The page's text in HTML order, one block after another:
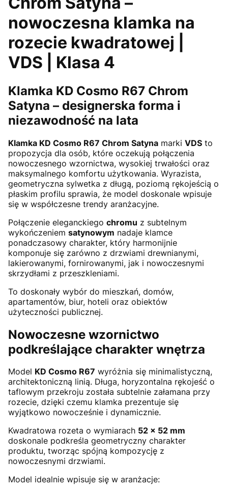
nowoczesna klamka na
rozecie kwadratowej |
VDS | Klasa 4
Klamka KD Cosmo R67 Chrom
Satyna – designerska forma i
niezawodność na lata
Klamka KD Cosmo R67 Chrom Satyna marki VDS to
propozycja dla osób, które oczekują połączenia
nowoczesnego wzornictwa, wysokiej trwałości oraz
maksymalnego komfortu użytkowania. Wyrazista,
geometryczna sylwetka z długą, poziomą rękojeścią o
płaskim profilu sprawia, że model doskonale wpisuje
się w współczesne trendy aranżacyjne.
Połączenie eleganckiego chromu z subtelnym
wykończeniem satynowym nadaje klamce
ponadczasowy charakter, który harmonijnie
komponuje się zarówno z drzwiami drewnianymi,
lakierowanymi, fornirowanymi, jak i nowoczesnymi
skrzydłami z przeszkleniami.
To doskonały wybór do mieszkań, domów,
apartamentów, biur, hoteli oraz obiektów
użyteczności publicznej.
Nowoczesne wzornictwo
podkreślające charakter wnętrza
Model KD Cosmo R67 wyróżnia się minimalistyczną,
architektoniczną linią. Długa, horyzontalna rękojeść o
taflowym przekroju została subtelnie załamana przy
rozecie, dzięki czemu klamka prezentuje się
wyjątkowo nowocześnie i dynamicznie.
Kwadratowa rozeta o wymiarach 52 × 52 mm
doskonale podkreśla geometryczny charakter
produktu, tworząc spójną kompozycję z
nowoczesnymi drzwiami.
Model idealnie wpisuje się w aranżacje: